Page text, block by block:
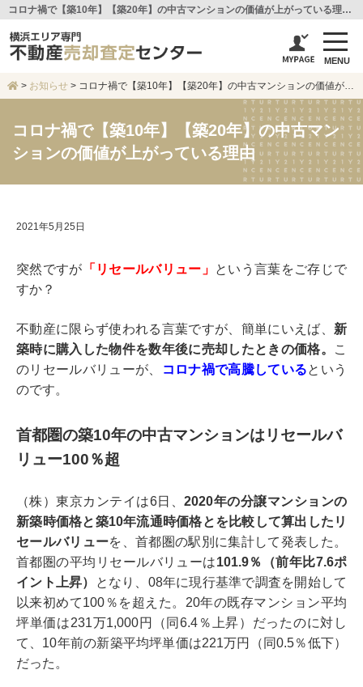
コロナ禍で【築10年】【築20年】の中古マンションの価値が上がっている理由 – 【横浜エリア専門不動産売却査定センター】センチュリー21アイ建設
MENU
> お知らせ > コロナ禍で【築10年】【築20年】の中古マンションの価値が上がっている理由
コロナ禍で【築10年】【築20年】の中古マン
ションの価値が上がっている理由
2021年5月25日
突然ですが 「リセールバリュー」 という言葉をご存じで
すか？
不動産に限らず使われる言葉ですが、簡単にいえば、 新
築時に購入した物件を数年後に売却したときの価格。
こ
のリセールバリューが、
コロナ禍で高騰しているという
のです。
首都圏の築10年の中古マンションはリセールバ
リュー100％超
（株）東京カンテイは6日、2020年の分譲マンションの
新築時価格と築10年流通時価格とを比較して算出したリ
セールバリューを、首都圏の駅別に集計して発表した。
首都圏の平均リセールバリューは101.9％（前年比7.6ポ
イント上昇）
となり、08年に現行基準で調査を開始して
以来初めて100％を超えた。20年の既存マンション平均
坪単価は231万1,000円（同6.4％上昇）だったのに対し
て、10年前の新築平均坪単価は221万円（同0.5％低下）
だった。